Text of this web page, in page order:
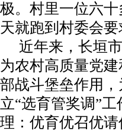
极。村里一位六
天就跑到村委会
近年来，长垣
为农村高质量党
部战斗堡垒作用
立“选育管奖调”
理：优育优召优